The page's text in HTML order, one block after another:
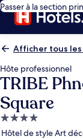
Passer à la section
Afficher tous
Hôte professionnel
TRIBE
Square
Hébergement
4.0 étoiles
Hôtel de style Art